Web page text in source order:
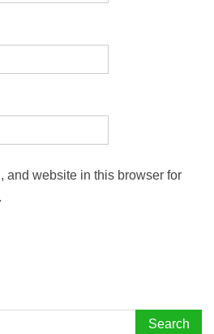
and website in this browser for